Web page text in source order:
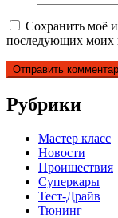
Сохранить моё
последующих моих
Рубрики
Мастер класс
Новости
Проишествия
Суперкары
Тест-Драйв
Тюнинг